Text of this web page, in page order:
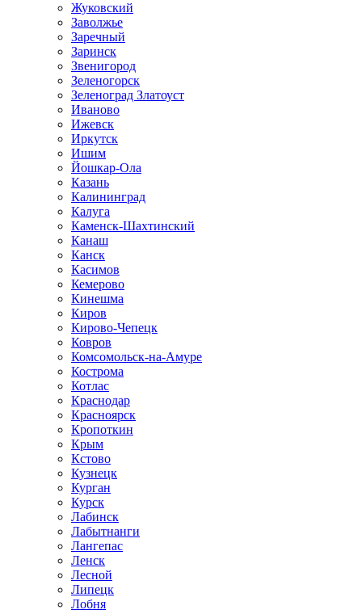
Жуковский
Заволжье
Заречный
Заринск
Звенигород
Зеленогорск
Зеленоград Златоуст
Иваново
Ижевск
Иркутск
Ишим
Йошкар-Ола
Казань
Калининград
Калуга
Каменск-Шахтинский
Канаш
Канск
Касимов
Кемерово
Кинешма
Киров
Кирово-Чепецк
Ковров
Комсомольск-на-Амуре
Кострома
Котлас
Краснодар
Красноярск
Кропоткин
Крым
Кстово
Кузнецк
Курган
Курск
Лабинск
Лабытнанги
Лангепас
Ленск
Лесной
Липецк
Лобня